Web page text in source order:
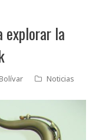
explorar la
Noticias